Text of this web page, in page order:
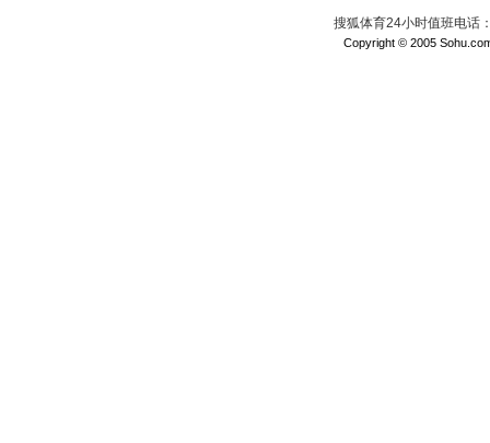
搜狐体育24小时值班电话
Copyright © 2005